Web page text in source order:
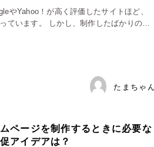
リープ・プロ
「反響強化
リープ・リ
「採用強
やYahoo！が高く評価したサイトほど、
ています。 しかし、制作したばかりのサ
たまちゃん
ページを制作するときに必要な
アイデアは？